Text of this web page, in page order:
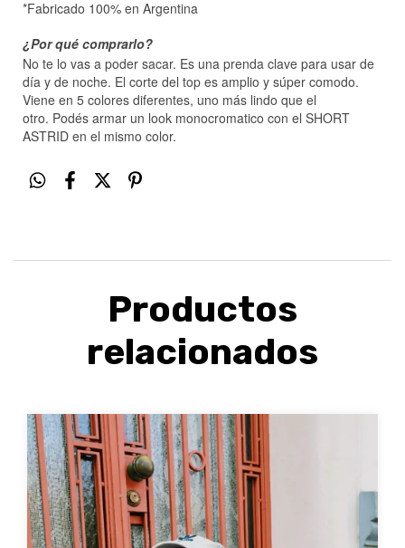
*Fabricado 100% en Argentina
¿Por qué comprarlo?
No te lo vas a poder sacar. Es una prenda clave para usar de
día y de noche. El corte del top es amplio y súper comodo.
Viene en 5 colores diferentes, uno más lindo que el
otro. Podés armar un look monocromatico con el SHORT
ASTRID en el mismo color.
Productos
relacionados